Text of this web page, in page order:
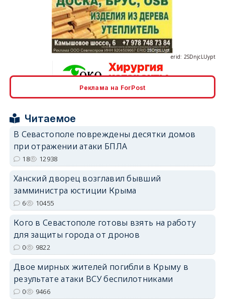
erid: 2SDnjcrDNw6
erid: 2SDnjdPjgYS
Реклама на ForPost
Читаемое
В Севастополе повреждены десятки домов
при отражении атаки БПЛА
18 12938
Ханский дворец возглавил бывший
замминистра юстиции Крыма
6 10455
Кого в Севастополе готовы взять на работу
для защиты города от дронов
0 9822
Двое мирных жителей погибли в Крыму в
результате атаки ВСУ беспилотниками
0 9466